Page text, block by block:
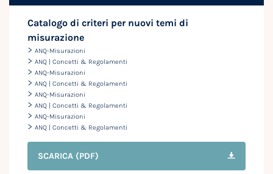
Catalogo di criteri per nuovi temi di
misurazione
> ANQ-Misurazioni
> ANQ | Concetti & Regolamenti
> ANQ-Misurazioni
> ANQ | Concetti & Regolamenti
> ANQ-Misurazioni
> ANQ | Concetti & Regolamenti
> ANQ-Misurazioni
> ANQ | Concetti & Regolamenti
SCARICA (PDF)